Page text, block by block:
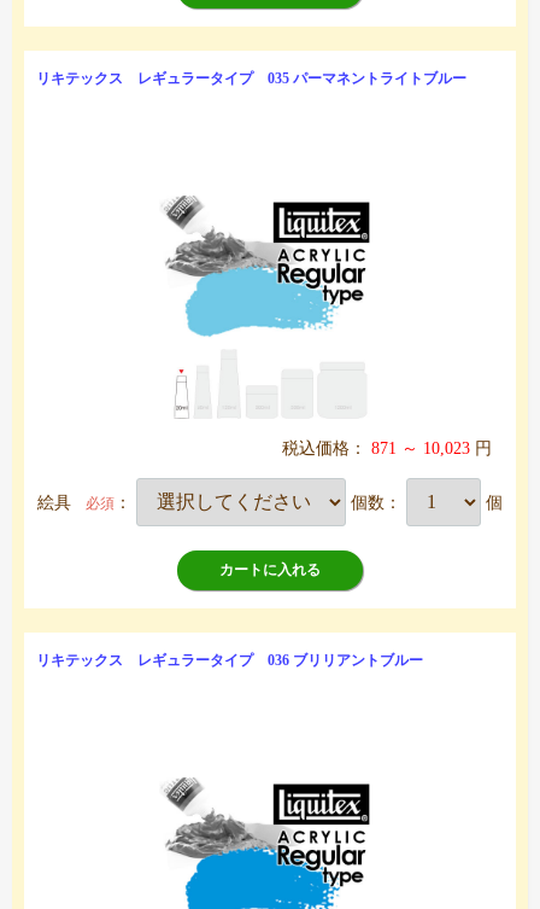
リキテックス レギュラータイプ 035 パーマネントライトブルー
税込価格： 871 ～ 10,023 円
絵具 必須 ： 個数： 個
カートに入れる
リキテックス レギュラータイプ 036 ブリリアントブルー